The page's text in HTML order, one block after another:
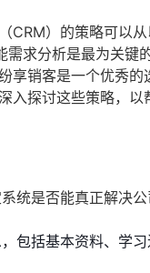
）的策略可以从
需求分析是最为关键
享销客是一个优秀
探讨这些策略，以
统是否能真正解决
包括基本资料、学